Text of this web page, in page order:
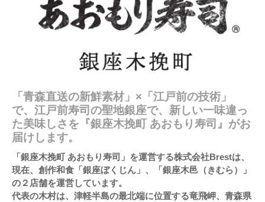
「青森直送の新鮮素材」×「江戸前の技術」
で、江戸前寿司の聖地銀座で、新しい一味違っ
た美味しさを『銀座木挽町 あおもり寿司』がお
届けします。
「銀座木挽町 あおもり寿司」を運営する株式会社Brestは、
現在、創作和食「銀座ぼくじん」、「銀座木邑（きむら）」
の２店舗を運営しています。
代表の木村は、津軽半島の最北端に位置する竜飛岬、青森県